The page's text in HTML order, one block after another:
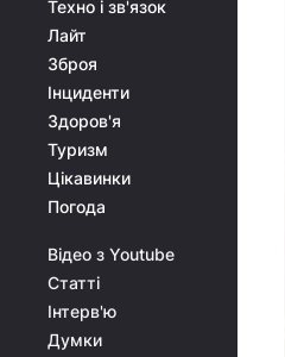
Техно і зв'язок
Лайт
Зброя
Інциденти
Здоров'я
Туризм
Цікавинки
Погода
Відео з Youtube
Статті
Інтерв'ю
Думки